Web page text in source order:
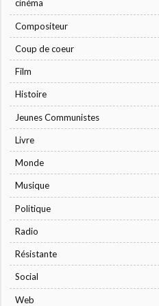
cinéma
Compositeur
Coup de coeur
Film
Histoire
Jeunes Communistes
Livre
Monde
Musique
Politique
Radio
Résistante
Social
Web